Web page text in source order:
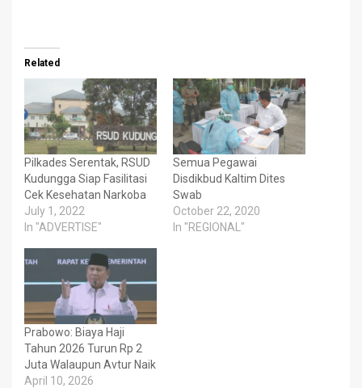
Related
Pilkades Serentak, RSUD
Kudungga Siap Fasilitasi
Cek Kesehatan Narkoba
July 1, 2022
In "ADVERTISE"
Semua Pegawai
Disdikbud Kaltim Dites
Swab
October 22, 2020
In "REGIONAL"
Prabowo: Biaya Haji
Tahun 2026 Turun Rp 2
Juta Walaupun Avtur Naik
April 10, 2026